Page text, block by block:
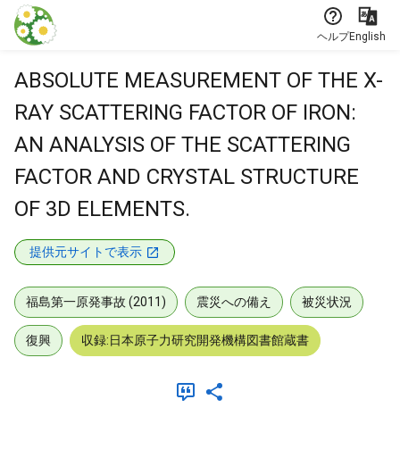
本文に飛ぶ
ヘルプEnglish
ABSOLUTE MEASUREMENT OF THE X-
RAY SCATTERING FACTOR OF IRON:
AN ANALYSIS OF THE SCATTERING
FACTOR AND CRYSTAL STRUCTURE
OF 3D ELEMENTS.
提供元サイトで表示
福島第一原発事故 (2011) 震災への備え 被災状況
復興 収録:日本原子力研究開発機構図書館蔵書